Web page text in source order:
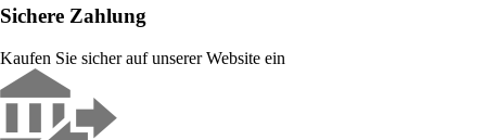
Sichere Zahlung
Kaufen Sie sicher auf unserer Website ein